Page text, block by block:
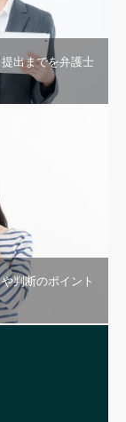
出までを弁護士
判断のポイント